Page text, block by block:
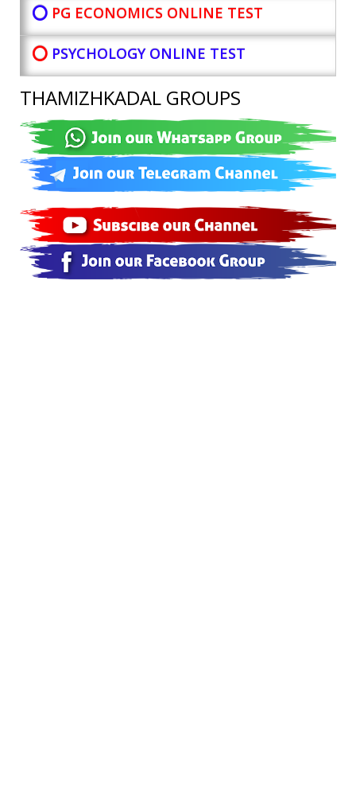
⭕ PG ECONOMICS ONLINE TEST
⭕ PSYCHOLOGY ONLINE TEST
THAMIZHKADAL GROUPS